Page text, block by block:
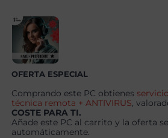
HDD,
RTX
5080
+
Windows
11
cantidad
OFERTA ESPECIAL
Comprando este PC obtienes
técnica remota + ANTIVIRUS ,
COSTE PARA TI.
Añade este PC al carrito y la oferta
automáticamente.